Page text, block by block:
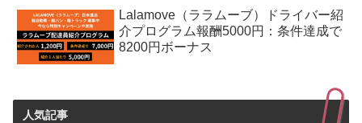
Lalamove（ララムーブ）ドライバー紹
介プログラム報酬5000円：条件達成で
8200円ボーナス
人気記事